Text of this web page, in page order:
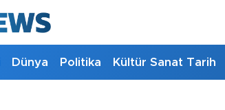
Dünya Politika Kültür Sanat Tarih